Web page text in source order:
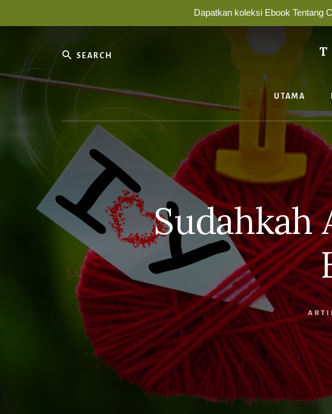
Dapatkan koleksi Ebook Tentang
Search
Percintaan
Bahagia
Selamanya
UTAMA
Sudahkah